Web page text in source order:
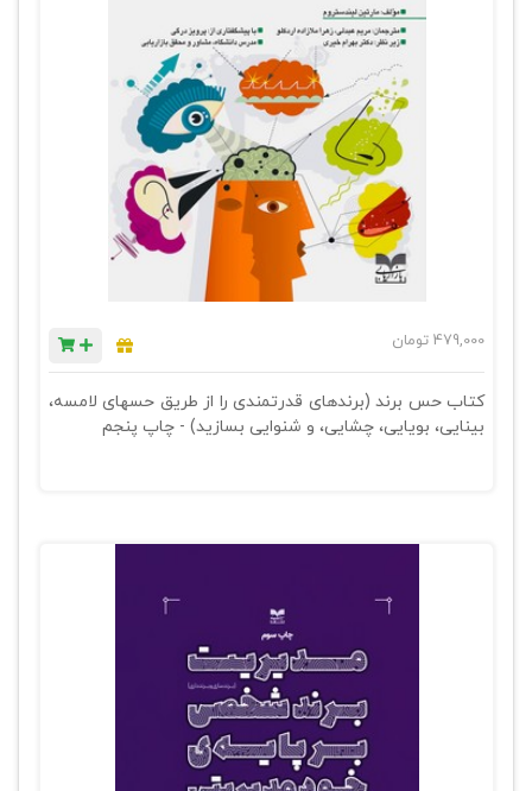
479,000 تومان
کتاب حس برند (برندهای قدرتمندی را از طریق حسهای لامسه،
بینایی، بویایی، چشایی، و شنوایی بسازید) - چاپ پنجم